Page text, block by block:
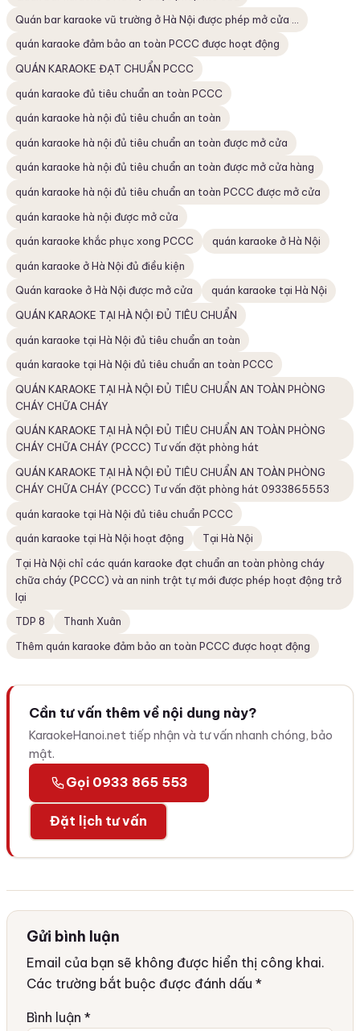
Quán bar karaoke vũ trường ở Hà Nội được phép mở cửa ...
quán karaoke đảm bảo an toàn PCCC được hoạt động
QUÁN KARAOKE ĐẠT CHUẨN PCCC
quán karaoke đủ tiêu chuẩn an toàn PCCC
quán karaoke hà nội đủ tiêu chuẩn an toàn
quán karaoke hà nội đủ tiêu chuẩn an toàn được mở cửa
quán karaoke hà nội đủ tiêu chuẩn an toàn được mở cửa hàng
quán karaoke hà nội đủ tiêu chuẩn an toàn PCCC được mở cửa
quán karaoke hà nội được mở cửa
quán karaoke khắc phục xong PCCC
quán karaoke ở Hà Nội
quán karaoke ở Hà Nội đủ điều kiện
Quán karaoke ở Hà Nội được mở cửa
quán karaoke tại Hà Nội
QUÁN KARAOKE TẠI HÀ NỘI ĐỦ TIÊU CHUẨN
quán karaoke tại Hà Nội đủ tiêu chuẩn an toàn
quán karaoke tại Hà Nội đủ tiêu chuẩn an toàn PCCC
QUÁN KARAOKE TẠI HÀ NỘI ĐỦ TIÊU CHUẨN AN TOÀN PHÒNG
CHÁY CHỮA CHÁY
QUÁN KARAOKE TẠI HÀ NỘI ĐỦ TIÊU CHUẨN AN TOÀN PHÒNG
CHÁY CHỮA CHÁY (PCCC) Tư vấn đặt phòng hát
QUÁN KARAOKE TẠI HÀ NỘI ĐỦ TIÊU CHUẨN AN TOÀN PHÒNG
CHÁY CHỮA CHÁY (PCCC) Tư vấn đặt phòng hát 0933865553
quán karaoke tại Hà Nội đủ tiêu chuẩn PCCC
quán karaoke tại Hà Nội hoạt động
Tại Hà Nội
Tại Hà Nội chỉ các quán karaoke đạt chuẩn an toàn phòng cháy
chữa cháy (PCCC) và an ninh trật tự mới được phép hoạt động trở
lại
TDP 8
Thanh Xuân
Thêm quán karaoke đảm bảo an toàn PCCC được hoạt động
Cần tư vấn thêm về nội dung này?
KaraokeHanoi.net tiếp nhận và tư vấn nhanh chóng, bảo
mật.
Gọi 0933 865 553
Đặt lịch tư vấn
Gửi bình luận
Email của bạn sẽ không được hiển thị công khai.
Các trường bắt buộc được đánh dấu *
Bình luận *